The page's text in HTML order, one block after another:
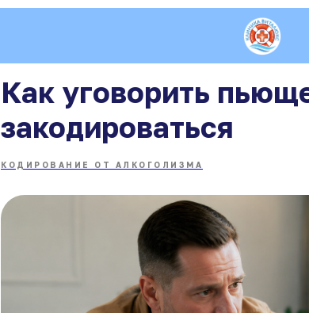
Как уговорить
закодироваться
КОДИРОВАНИЕ ОТ АЛКОГОЛИЗМА